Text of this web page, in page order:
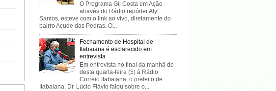
O Programa Gil Costa em Ação
através do Rádio repórter Alyf
Santos, esteve com o link ao vivo, diretamente do
bairro Açude das Pedras. O...
Fechamento de Hospital de
Itabaiana é esclarecido em
entrevista
Em entrevista no final da manhã de
desta quarta-feira (5) à Rádio
Correio Itabaiana, o prefeito de
Itabaiana, Dr. Lúcio Flávio falou sobre o...